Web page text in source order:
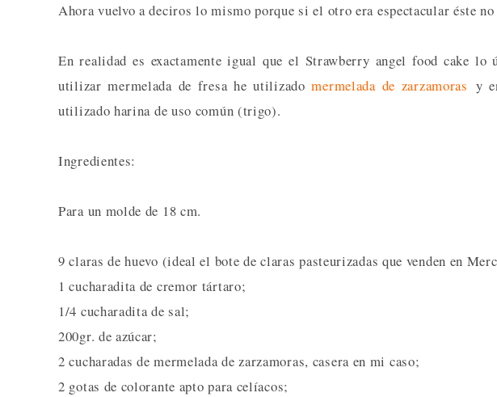
Ahora vuelvo a deciros lo mismo porque si el otro era espectacular éste no
En realidad es exactamente igual que el Strawberry angel food cake lo
utilizar mermelada de fresa he utilizadomermelada de zarzamoras y
utilizado harina de uso común (trigo).
Ingredientes:
Para un molde de 18 cm.
9 claras de huevo (ideal el bote de claras pasteurizadas que venden en
1 cucharadita de cremor tártaro;
1/4 cucharadita de sal;
200gr. de azúcar;
2 cucharadas de mermelada de zarzamoras, casera en mi caso;
2 gotas de colorante apto para celíacos;